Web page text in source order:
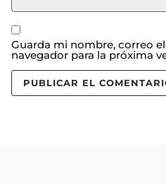
Guarda mi nombre, correo
navegador para la próxima